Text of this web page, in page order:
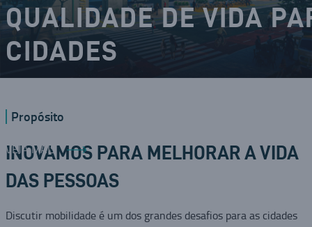
QUALIDADE DE VIDA
CIDADES
VEJA MAIS
Propósito
INOVAMOS PARA MELHORAR A VIDA
DAS PESSOAS
Discutir mobilidade é um dos grandes desafios para as cidades